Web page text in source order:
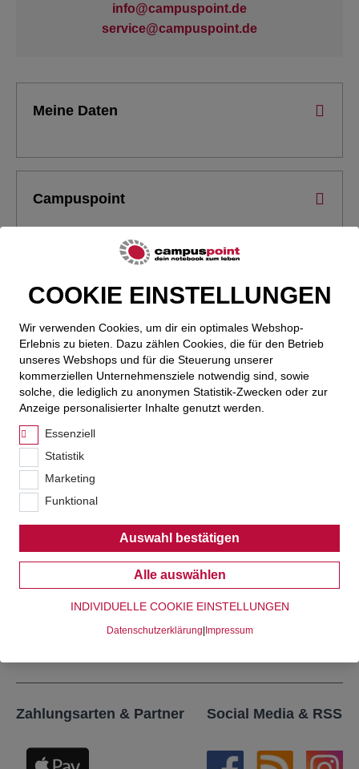
COOKIE EINSTELLUNGEN
Wir verwenden Cookies, um dir ein optimales Webshop-
Erlebnis zu bieten. Dazu zählen Cookies, die für den Betrieb
unseres Webshops und für die Steuerung unserer
kommerziellen Unternehmensziele notwendig sind, sowie
solche, die lediglich zu anonymen Statistik-Zwecken oder zur
Anzeige personalisierter Inhalte genutzt werden.
Essenziell
Statistik
Marketing
Funktional
Auswahl bestätigen
Alle auswählen
INDIVIDUELLE COOKIE EINSTELLUNGEN
Datenschutzerklärung|Impressum
info@campuspoint.de
service@campuspoint.de
Meine Daten
Campuspoint
Bestellung
Service
Campuspoint Newsletter
Ich möchte regelmäßig interessante Angebote per E-Mail
erhalten. Meine E-Mail-Adresse wird nicht an andere
Unternehmen weitergegeben.
Datenschutz
Zahlungsarten & Partner Social Media & RSS